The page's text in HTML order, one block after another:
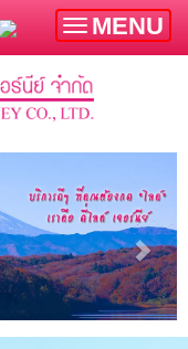
Toggle
MENU